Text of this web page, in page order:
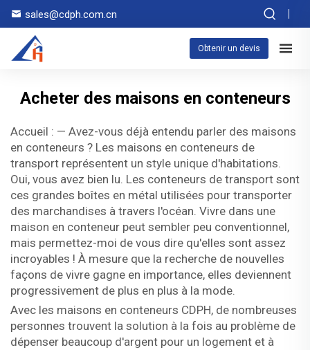
sales@cdph.com.cn
Obtenir un devis
Acheter des maisons en conteneurs
Accueil : — Avez-vous déjà entendu parler des maisons
en conteneurs ? Les maisons en conteneurs de
transport représentent un style unique d'habitations.
Oui, vous avez bien lu. Les conteneurs de transport sont
ces grandes boîtes en métal utilisées pour transporter
des marchandises à travers l'océan. Vivre dans une
maison en conteneur peut sembler peu conventionnel,
mais permettez-moi de vous dire qu'elles sont assez
incroyables ! À mesure que la recherche de nouvelles
façons de vivre gagne en importance, elles deviennent
progressivement de plus en plus à la mode.
Avec les maisons en conteneurs CDPH, de nombreuses
personnes trouvent la solution à la fois au problème de
dépenser beaucoup d'argent pour un logement et à